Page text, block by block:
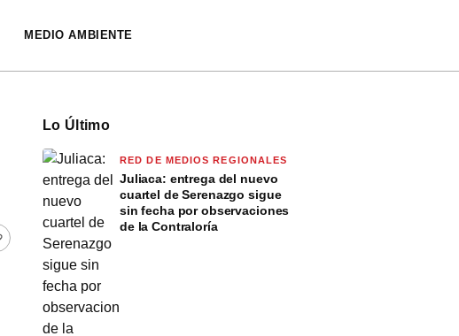
MEDIO AMBIENTE
Lo Último
RED DE MEDIOS REGIONALES
Juliaca: entrega del nuevo
cuartel de Serenazgo sigue
sin fecha por observaciones
de la Contraloría